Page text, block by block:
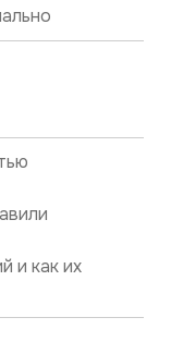
и как их